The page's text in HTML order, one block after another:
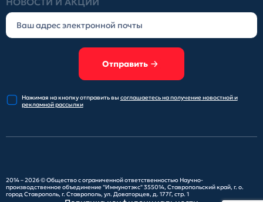
Отправить
Нажимая на кнопку отправитьвы соглашаетесь на получениеновостной и
рекламной рассылки
2014 – 2026 ©Общество с ограниченной ответственностью Научно-
производственное объединение "Иммунотэкс"355014, Ставропольский край, г. о.
город Ставрополь, г. Ставрополь, ул. Доваторцев, д. 177Г, стр. 1